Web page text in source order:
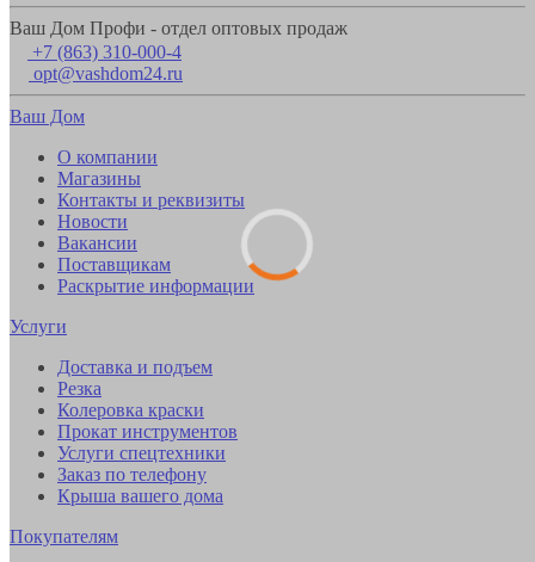
Ваш Дом Профи - отдел оптовых продаж
+7 (863) 310-000-4
opt@vashdom24.ru
Ваш Дом
О компании
Магазины
Контакты и реквизиты
Новости
Вакансии
Поставщикам
Раскрытие информации
Услуги
Доставка и подъем
Резка
Колеровка краски
Прокат инструментов
Услуги спецтехники
Заказ по телефону
Крыша вашего дома
Покупателям